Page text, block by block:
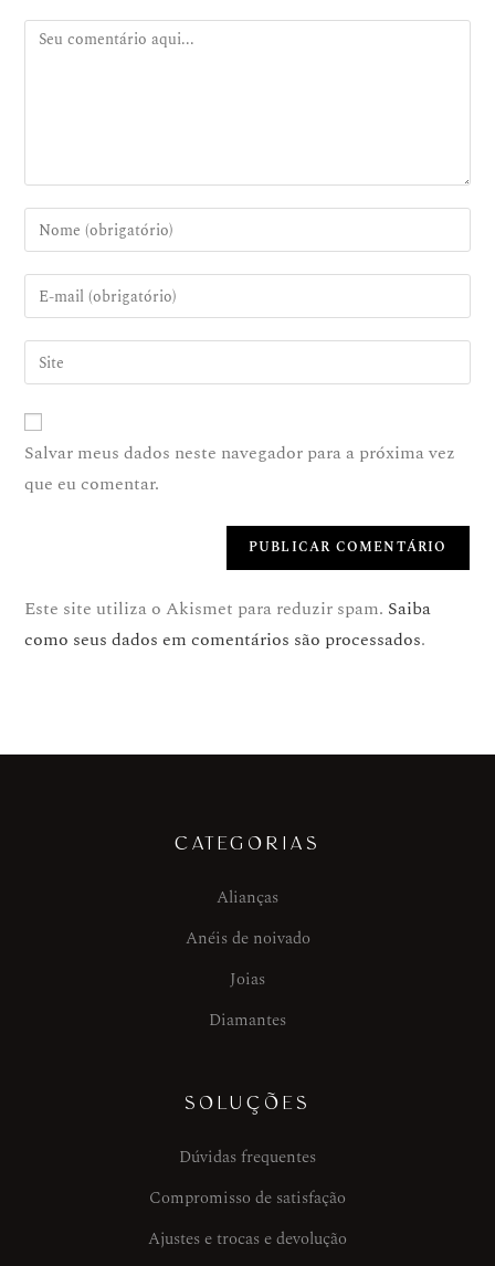
Salvar meus dados neste navegador para a próxima vez
que eu comentar.
Este site utiliza o Akismet para reduzir spam. Saiba
como seus dados em comentários são processados.
CATEGORIAS
Alianças
Anéis de noivado
Joias
Diamantes
SOLUÇÕES
Dúvidas frequentes
Compromisso de satisfação
Ajustes e trocas e devolução